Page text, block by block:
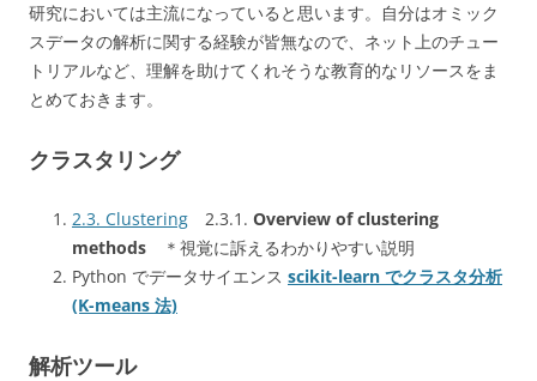
研究においては主流になっていると思います。自分はオミック
スデータの解析に関する経験が皆無なので、ネット上のチュー
トリアルなど、理解を助けてくれそうな教育的なリソースをま
とめておきます。
クラスタリング
2.3. Clustering 2.3.1. Overview of clustering
methods ＊視覚に訴えるわかりやすい説明
Python でデータサイエンス scikit-learn でクラスタ分析
(K-means 法)
解析ツール